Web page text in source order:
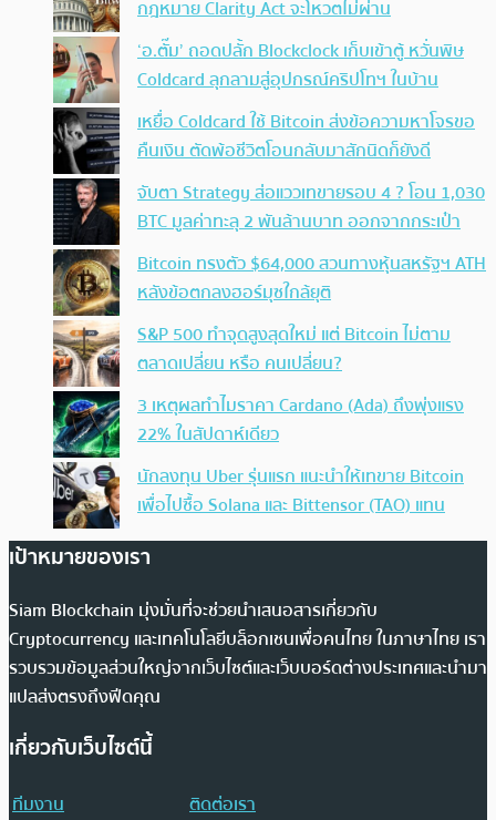
กฎหมาย Clarity Act จะโหวตไม่ผ่าน
‘อ.ตั๊ม’ ถอดปลั้ก Blockclock เก็บเข้าตู้ หวั่นพิษ
Coldcard ลุกลามสู่อุปกรณ์คริปโทฯ ในบ้าน
เหยื่อ Coldcard ใช้ Bitcoin ส่งข้อความหาโจรขอ
คืนเงิน ตัดพ้อชีวิตโอนกลับมาสักนิดก็ยังดี
จับตา Strategy ส่อแววเทขายรอบ 4 ? โอน 1,030
BTC มูลค่าทะลุ 2 พันล้านบาท ออกจากกระเป๋า
Bitcoin ทรงตัว $64,000 สวนทางหุ้นสหรัฐฯ ATH
หลังข้อตกลงฮอร์มุซใกล้ยุติ
S&P 500 ทำจุดสูงสุดใหม่ แต่ Bitcoin ไม่ตาม
ตลาดเปลี่ยน หรือ คนเปลี่ยน?
3 เหตุผลทำไมราคา Cardano (Ada) ถึงพุ่งแรง
22% ในสัปดาห์เดียว
นักลงทุน Uber รุ่นแรก แนะนำให้เทขาย Bitcoin
เพื่อไปซื้อ Solana และ Bittensor (TAO) แทน
เป้าหมายของเรา
Siam Blockchain มุ่งมั่นที่จะช่วยนำเสนอสารเกี่ยวกับ
Cryptocurrency และเทคโนโลยีบล็อกเชนเพื่อคนไทย ในภาษาไทย เรา
รวบรวมข้อมูลส่วนใหญ่จากเว็บไซต์และเว็บบอร์ดต่างประเทศและนำมา
แปลส่งตรงถึงฟีดคุณ
เกี่ยวกับเว็บไซต์นี้
ทีมงาน
ติดต่อเรา